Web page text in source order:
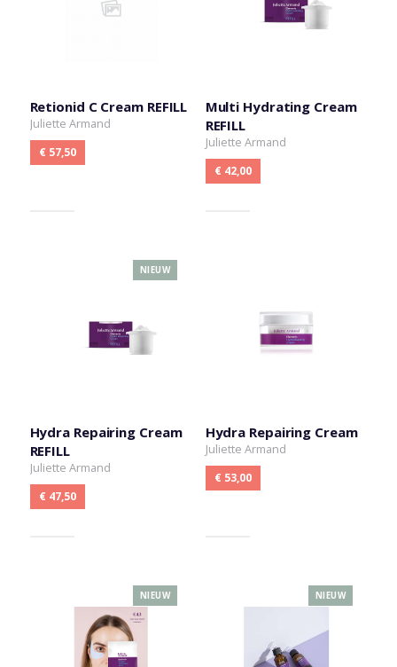
Retionid C Cream REFILL
Juliette Armand
€ 57,50
Multi Hydrating Cream
REFILL
Juliette Armand
€ 42,00
Hydra Repairing Cream
REFILL
Juliette Armand
€ 47,50
NIEUW
Hydra Repairing Cream
Juliette Armand
€ 53,00
NIEUW NIEUW